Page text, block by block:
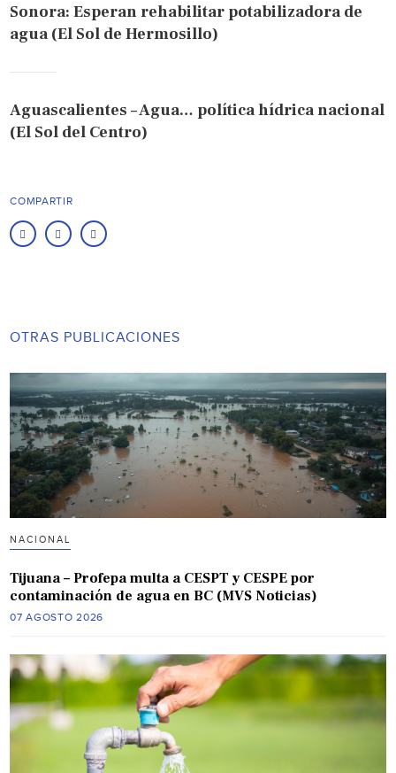
Sonora: Esperan rehabilitar potabilizadora de
agua (El Sol de Hermosillo)
Aguascalientes – Agua… política hídrica nacional
(El Sol del Centro)
COMPARTIR
OTRAS PUBLICACIONES
NACIONAL
Tijuana – Profepa multa a CESPT y CESPE por
contaminación de agua en BC (MVS Noticias)
07 AGOSTO 2026